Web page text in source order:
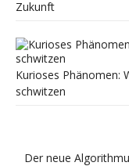
Zukunft
Kurioses Phänomen:
schwitzen
Der neue